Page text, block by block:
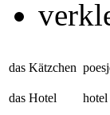
das Kätzchen
das Hotel hotel